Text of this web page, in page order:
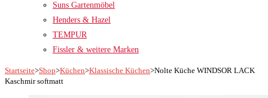
Suns Gartenmöbel
Henders & Hazel
TEMPUR
Fissler & weitere Marken
Startseite>Shop>Küchen>Klassische Küchen>Nolte Küche WINDSOR LACK
Kaschmir softmatt